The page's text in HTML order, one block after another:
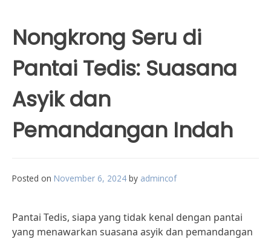
Nongkrong Seru di
Pantai Tedis: Suasana
Asyik dan
Pemandangan Indah
Posted on November 6, 2024 by admincof
Pantai Tedis, siapa yang tidak kenal dengan pantai
yang menawarkan suasana asyik dan pemandangan